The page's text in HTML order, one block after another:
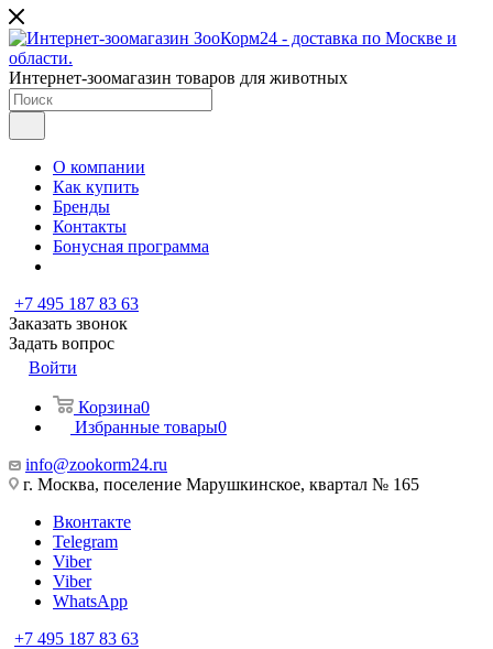
Интернет-зоомагазин товаров для животных
О компании
Как купить
Бренды
Контакты
Бонусная программа
+7 495 187 83 63
Заказать звонок
Задать вопрос
Войти
Корзина0
Избранные товары0
info@zookorm24.ru
г. Москва, поселение Марушкинское, квартал № 165
Вконтакте
Telegram
Viber
Viber
WhatsApp
+7 495 187 83 63